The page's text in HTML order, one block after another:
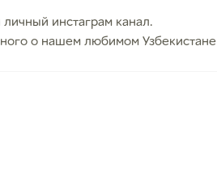
инстаграм канал.
о нашем любимом Узбекистане